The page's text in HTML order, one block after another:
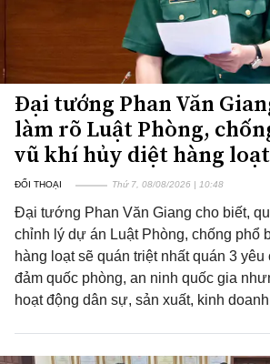
Đại tướng Phan Văn
làm rõ Luật Phòng,
vũ khí hủy diệt hàng loạt
ĐỐI THOẠI Thứ 7, 08/08/2026 | 10:48
Đại tướng Phan Văn Giang cho biết,
chỉnh lý dự án Luật Phòng, chống phổ
hàng loạt sẽ quán triệt nhất quán 3 yêu
đảm quốc phòng, an ninh quốc gia
hoạt động dân sự, sản xuất, kinh